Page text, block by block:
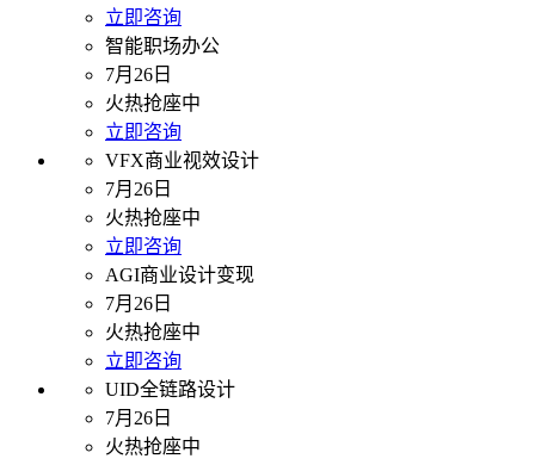
立即咨询
智能职场办公
7月26日
火热抢座中
立即咨询
VFX商业视效设计
7月26日
火热抢座中
立即咨询
AGI商业设计变现
7月26日
火热抢座中
立即咨询
UID全链路设计
7月26日
火热抢座中